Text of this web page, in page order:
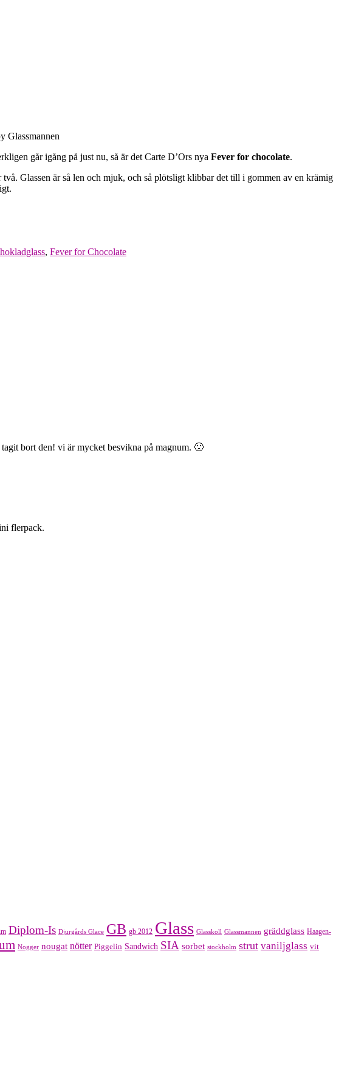
går igång på just nu, så är det Carte D’Ors nya Fever for chocolate.
Glassen är så len och mjuk, och så plötsligt klibbar det till i gommen av en krämig
, Fever for Chocolate
bort den! vi är mycket besvikna på magnum. 🙁
flerpack.
Diplom-Is Djurgårds Glace GB gb 2012 Glass Glasskoll Glassmannen gräddglass Haagen-
Nogger nougat nötter Piggelin Sandwich SIA sorbet stockholm strut vaniljglass vit